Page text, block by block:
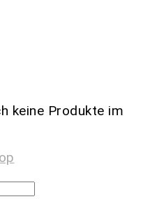
keine Produkte im